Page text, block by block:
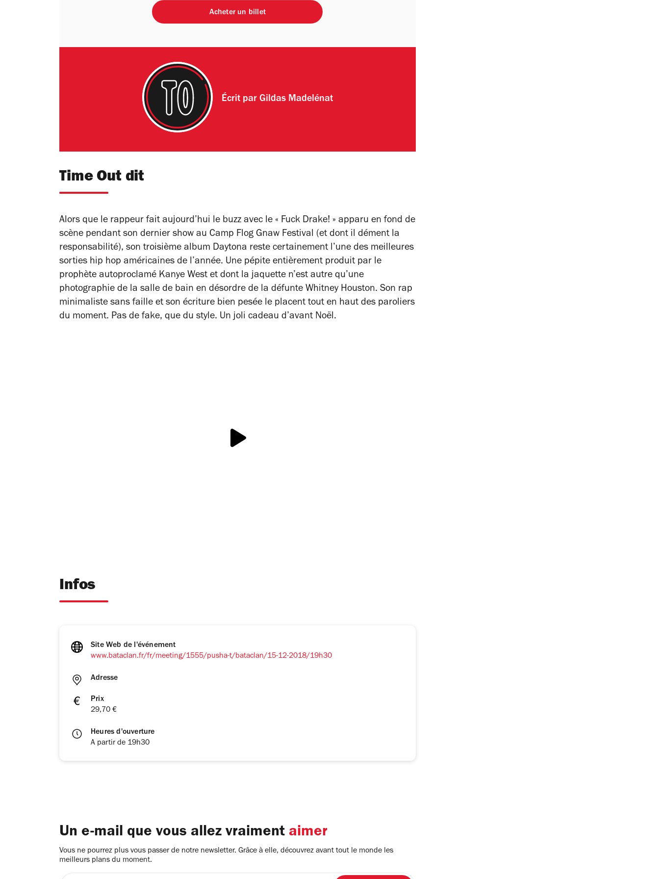
Acheter un billet
Écrit par Gildas Madelénat
Time Out dit
Alors que le rappeur fait aujourd’hui le buzz avec le « Fuck Drake! » apparu en fond de
scène pendant son dernier show au Camp Flog Gnaw Festival (et dont il dément la
responsabilité), son troisième album Daytona reste certainement l’une des meilleures
sorties hip hop américaines de l’année. Une pépite entièrement produit par le
prophète autoproclamé Kanye West et dont la jaquette n’est autre qu’une
photographie de la salle de bain en désordre de la défunte Whitney Houston. Son rap
minimaliste sans faille et son écriture bien pesée le placent tout en haut des paroliers
du moment. Pas de fake, que du style. Un joli cadeau d’avant Noël.
Infos
Site Web de l'événement
www.bataclan.fr/fr/meeting/1555/pusha-t/bataclan/15-12-2018/19h30
Adresse
Prix
29,70 €
Heures d'ouverture
A partir de 19h30
Un e-mail que vous allez vraiment aimer
Vous ne pourrez plus vous passer de notre newsletter. Grâce à elle, découvrez avant tout le monde les
meilleurs plans du moment.